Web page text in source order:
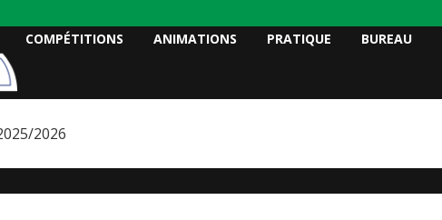
COMPÉTITIONS ANIMATIONS PRATIQUE BUREAU
2026